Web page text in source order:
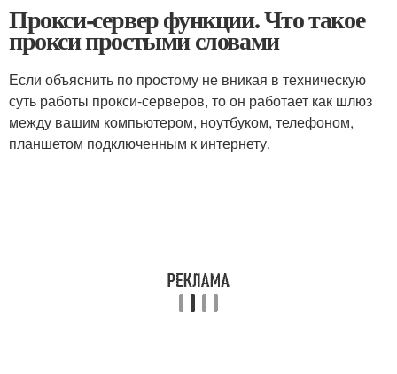
Прокси-сервер функции. Что такое
прокси простыми словами
Если объяснить по простому не вникая в техническую
суть работы прокси-серверов, то он работает как шлюз
между вашим компьютером, ноутбуком, телефоном,
планшетом подключенным к интернету.